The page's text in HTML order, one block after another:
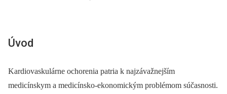
Úvod
Kardiovaskulárne ochorenia patria k najzávažnejším
medicínskym a medicínsko-ekonomickým problémom súčasnosti.